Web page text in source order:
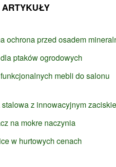
ochrona przed osadem
ptaków ogrodowych
mebli do salonu
z innowacyjnym
na mokre naczynia
w hurtowych cenach